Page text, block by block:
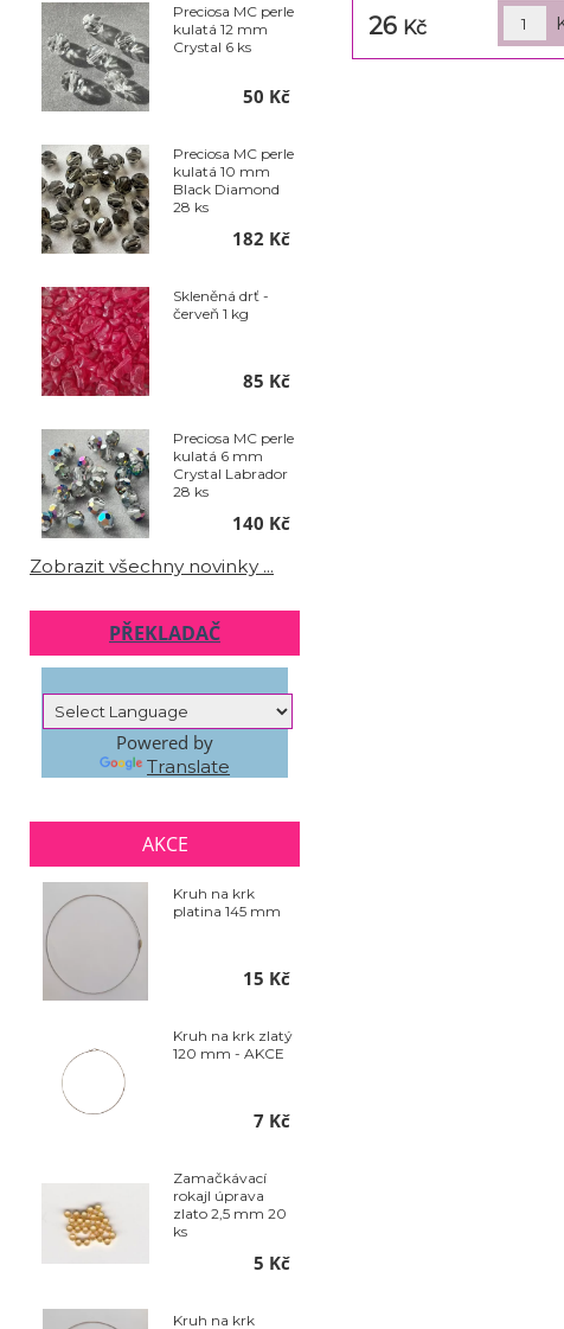
26 Kč
Preciosa MC perle
kulatá 12 mm
Crystal 6 ks
50 Kč
Preciosa MC perle
kulatá 10 mm
Black Diamond
28 ks
182 Kč
Skleněná drť -
červeň 1 kg
85 Kč
Preciosa MC perle
kulatá 6 mm
Crystal Labrador
28 ks
140 Kč
Zobrazit všechny novinky ...
PŘEKLADAČ
Powered by
Translate
AKCE
Kruh na krk
platina 145 mm
15 Kč
Kruh na krk zlatý
120 mm - AKCE
7 Kč
Zamačkávací
rokajl úprava
zlato 2,5 mm 20
ks
5 Kč
Kruh na krk